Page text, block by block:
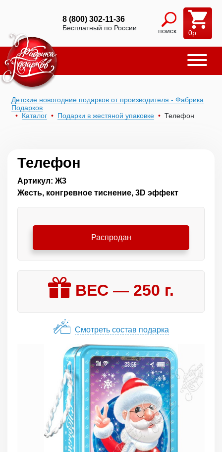
8 (800) 302-11-36
Бесплатный по России поиск 0р.
Детские новогодние подарков от производителя - Фабрика
Подарков
Каталог
Подарки в жестяной упаковке Телефон
Телефон
Артикул: Ж3
Жесть, конгревное тиснение, 3D эффект
Распродан
ВЕС — 250 г.
Смотреть состав подарка